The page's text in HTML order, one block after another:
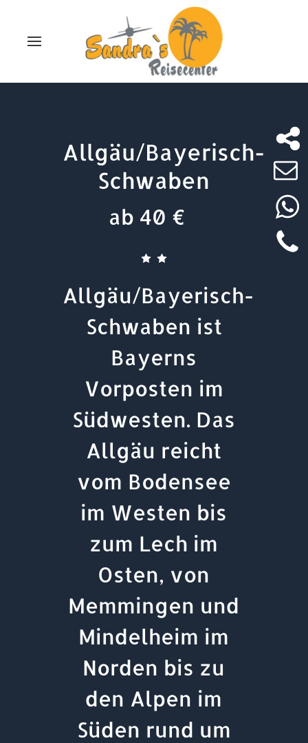
Allgäu/Bayerisch-
Schwaben
ab 40 €
Allgäu/Bayerisch-
Schwaben ist
Bayerns
Vorposten im
Südwesten. Das
Allgäu reicht
vom Bodensee
im Westen bis
zum Lech im
Osten, von
Memmingen und
Mindelheim im
Norden bis zu
den Alpen im
Süden rund um